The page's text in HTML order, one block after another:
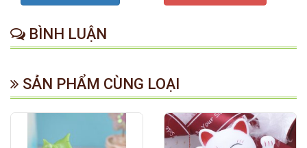
BÌNH LUẬN
SẢN PHẨM CÙNG LOẠI